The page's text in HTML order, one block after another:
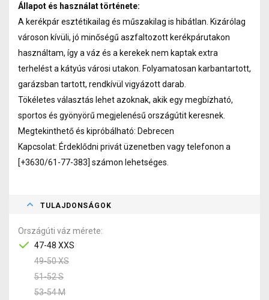
Állapot és használat története:
A kerékpár esztétikailag és műszakilag is hibátlan. Kizárólag
városon kívüli, jó minőségű aszfaltozott kerékpárutakon
használtam, így a váz és a kerekek nem kaptak extra
terhelést a kátyús városi utakon. Folyamatosan karbantartott,
garázsban tartott, rendkívül vigyázott darab.
Tökéletes választás lehet azoknak, akik egy megbízható,
sportos és gyönyörű megjelenésű országútit keresnek.
Megtekinthető és kipróbálható: Debrecen
Kapcsolat: Érdeklődni privát üzenetben vagy telefonon a
[+3630/61-77-383] számon lehetséges.
TULAJDONSÁGOK
Országúti váz mérete
47-48 XXS
49-50 XS
51-52 S
53-54 M